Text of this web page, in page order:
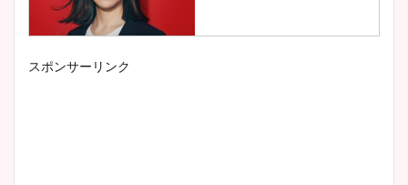
スポンサーリンク